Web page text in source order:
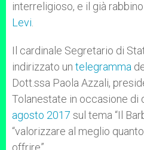
interreligioso, e il già
Levi
Il cardinale Segretario di
indirizzato un telegramma
Dott.ssa Paola Azzali,
Tolanestate in occasione di
agosto 2017 sul tema “Il
“valorizzare al meglio
offrire”.